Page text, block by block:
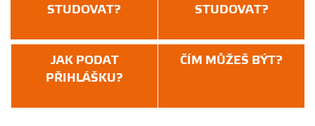
STUDOVAT?
STUDOVAT?
JAK PODAT
PŘIHLÁŠKU?
ČÍM MŮŽEŠ BÝT?